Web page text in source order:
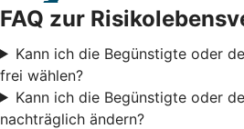
FAQ zur
Kann ich die Begünstigte oder
frei wählen?
Kann ich die Begünstigte oder
nachträglich ändern?